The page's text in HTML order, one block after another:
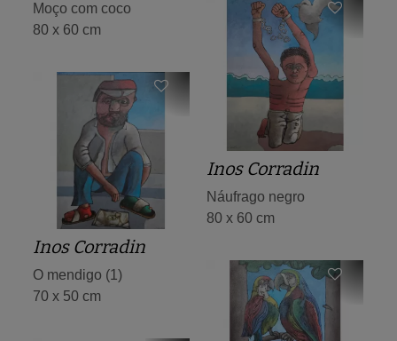
Moço com coco
80 x 60 cm
Inos Corradin
Náufrago negro
80 x 60 cm
Inos Corradin
O mendigo (1)
70 x 50 cm